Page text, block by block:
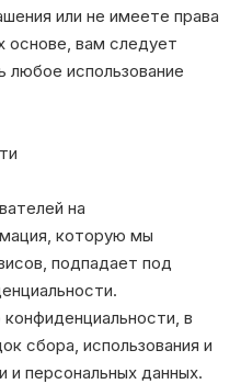
или не имеете права
основе, вам следует
любое использование
на
которую мы
подпадает под
в
сбора, использования и
и персональных данных.